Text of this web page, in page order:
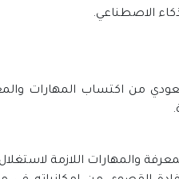
الاصطناعي.
من اكتساب المهارات
والمهارات اللازمة